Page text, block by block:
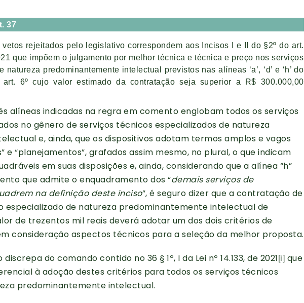
37
rejeitados pelo legislativo correspondem aos Incisos I e II do §2º do art.
que impõem o julgamento por melhor técnica e técnica e preço nos serviços
predominantemente intelectual previstos nas alíneas ‘a’, ‘d’ e ‘h’ do
6º cujo valor estimado da contratação seja superior a R$ 300.000,00
alíneas indicadas na regra em comento englobam todos os serviços
no gênero de serviços técnicos especializados de natureza
e, ainda, que os dispositivos adotam termos amplos e vagos
e “planejamentos”, grafados assim mesmo, no plural, o que indicam
em suas disposições e, ainda, considerando que a alínea “h”
que admite o enquadramento dos “demais serviços de
na definição deste inciso”, é seguro dizer que a contratação de
especializado de natureza predominantemente intelectual de
de trezentos mil reais deverá adotar um dos dois critérios de
consideração aspectos técnicos para a seleção da melhor proposta.
do comando contido no 36 § 1º, I da Lei nº 14.133, de 2021 [i] que
à adoção destes critérios para todos os serviços técnicos
predominantemente intelectual.